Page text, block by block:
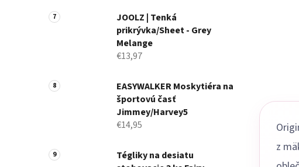
JOOLZ | Tenká
prikrývka/Sheet - Grey
Melange
€13,97
EASYWALKER Moskytiéra na
športovú časť
Jimmey/Harvey5
€14,95
Tégliky na desiatu
z